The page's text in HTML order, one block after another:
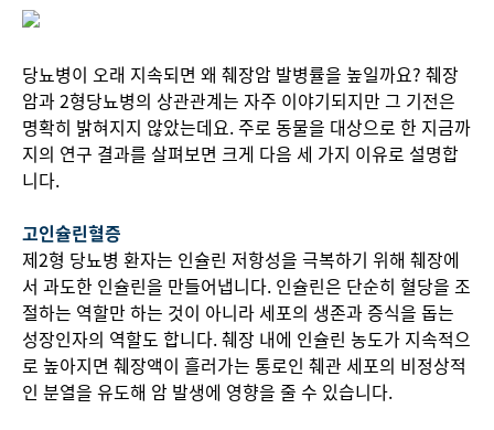
당뇨병이 오래 지속되면 왜 췌장암 발병률을 높일까요? 췌장
암과 2형당뇨병의 상관관계는 자주 이야기되지만 그 기전은
명확히 밝혀지지 않았는데요. 주로 동물을 대상으로 한 지금까
지의 연구 결과를 살펴보면 크게 다음 세 가지 이유로 설명합
니다.
고인슐린혈증
제2형 당뇨병 환자는 인슐린 저항성을 극복하기 위해 췌장에
서 과도한 인슐린을 만들어냅니다. 인슐린은 단순히 혈당을 조
절하는 역할만 하는 것이 아니라 세포의 생존과 증식을 돕는
성장인자의 역할도 합니다. 췌장 내에 인슐린 농도가 지속적으
로 높아지면 췌장액이 흘러가는 통로인 췌관 세포의 비정상적
인 분열을 유도해 암 발생에 영향을 줄 수 있습니다.